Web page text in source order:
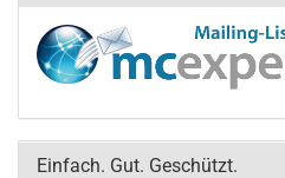
Einfach. Gut. Geschützt.